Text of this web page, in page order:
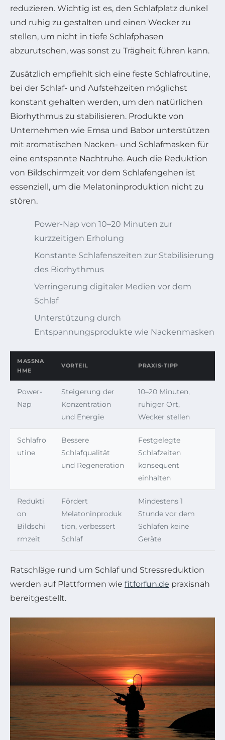
reduzieren. Wichtig ist es, den Schlafplatz dunkel
und ruhig zu gestalten und einen Wecker zu
stellen, um nicht in tiefe Schlafphasen
abzurutschen, was sonst zu Trägheit führen kann.
Zusätzlich empfiehlt sich eine feste Schlafroutine,
bei der Schlaf- und Aufstehzeiten möglichst
konstant gehalten werden, um den natürlichen
Biorhythmus zu stabilisieren. Produkte von
Unternehmen wie Emsa und Babor unterstützen
mit aromatischen Nacken- und Schlafmasken für
eine entspannte Nachtruhe. Auch die Reduktion
von Bildschirmzeit vor dem Schlafengehen ist
essenziell, um die Melatoninproduktion nicht zu
stören.
Power-Nap von 10–20 Minuten zur
kurzzeitigen Erholung
Konstante Schlafenszeiten zur Stabilisierung
des Biorhythmus
Verringerung digitaler Medien vor dem
Schlaf
Unterstützung durch
Entspannungsprodukte wie Nackenmasken
MASSNAH
ME
VORTEIL PRAXIS-TIPP
Power-
Nap
Steigerung der
Konzentration
und Energie
10–20 Minuten,
ruhiger Ort,
Wecker stellen
Schlafro
utine
Bessere
Schlafqualität
und Regeneration
Festgelegte
Schlafzeiten
konsequent
einhalten
Redukti
on
Bildschi
rmzeit
Fördert
Melatoninproduk
tion, verbessert
Schlaf
Mindestens 1
Stunde vor dem
Schlafen keine
Geräte
Ratschläge rund um Schlaf und Stressreduktion
werden auf Plattformen wie fitforfun.de praxisnah
bereitgestellt.